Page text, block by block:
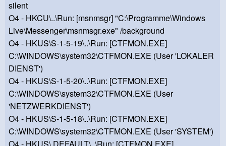
silent
O4 - HKCU\..\Run: [msnmsgr] "C:\Programme\Windows
Live\Messenger\msnmsgr.exe" /background
O4 - HKUS\S-1-5-19\..\Run: [CTFMON.EXE]
C:\WINDOWS\system32\CTFMON.EXE (User 'LOKALER
DIENST')
O4 - HKUS\S-1-5-20\..\Run: [CTFMON.EXE]
C:\WINDOWS\system32\CTFMON.EXE (User
'NETZWERKDIENST')
O4 - HKUS\S-1-5-18\..\Run: [CTFMON.EXE]
C:\WINDOWS\system32\CTFMON.EXE (User 'SYSTEM')